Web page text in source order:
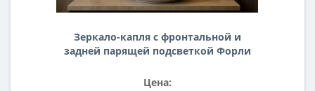
Зеркало-капля с фронтальной и
задней парящей подсветкой Форли
Цена: